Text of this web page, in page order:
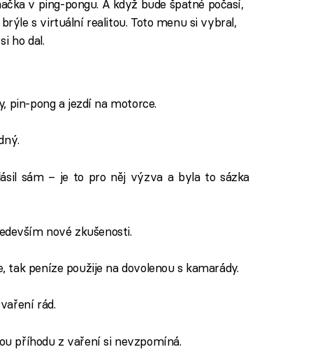
v ping-pongu. A když bude špatné počasí,
s virtuální realitou. Toto menu si vybral,
ho dal.
pin-pong a jezdí na motorce.
sám – je to pro něj výzva a byla to sázka
nové zkušenosti.
tak peníze použije na dovolenou s kamarády.
rád.
příhodu z vaření si nevzpomíná.